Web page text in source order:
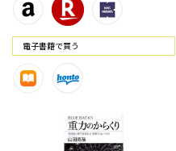
電⼦書籍で買う